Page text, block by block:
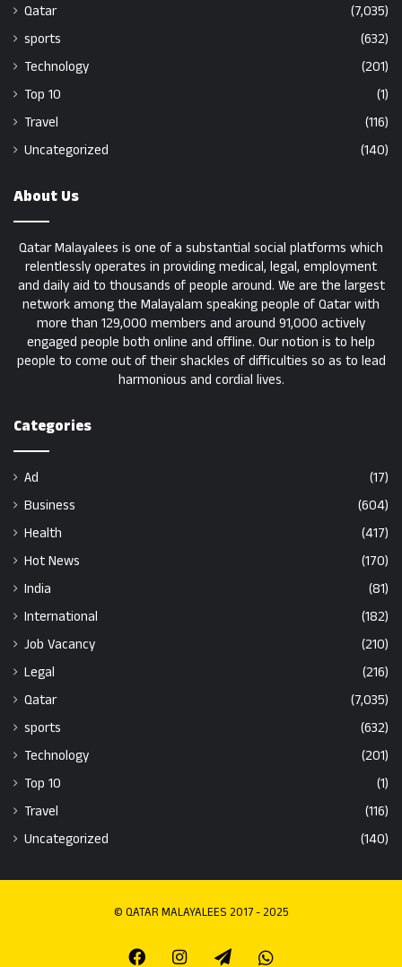
Qatar
(7,035)
sports
(632)
Technology
(201)
Top 10
(1)
Travel
(116)
Uncategorized
(140)
About Us
Qatar Malayalees is one of a substantial social platforms which
relentlessly operates in providing medical, legal, employment
and daily aid to thousands of people around. We are the largest
network among the Malayalam speaking people of Qatar with
more than 129,000 members and around 91,000 actively
engaged people both online and offline. Our notion is to help
people to come out of their shackles of difficulties so as to lead
harmonious and cordial lives.
Categories
Ad
(17)
Business
(604)
Health
(417)
Hot News
(170)
India
(81)
International
(182)
Job Vacancy
(210)
Legal
(216)
Qatar
(7,035)
sports
(632)
Technology
(201)
Top 10
(1)
Travel
(116)
Uncategorized
(140)
© QATAR MALAYALEES 2017 - 2025
FacebookInstagramTelegramWhatsapp